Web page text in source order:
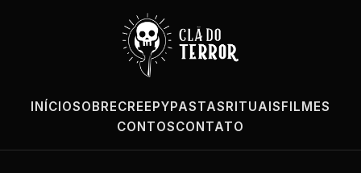
INÍCIOSOBRECREEPYPASTASRITUAISFILMES
CONTOSCONTATO